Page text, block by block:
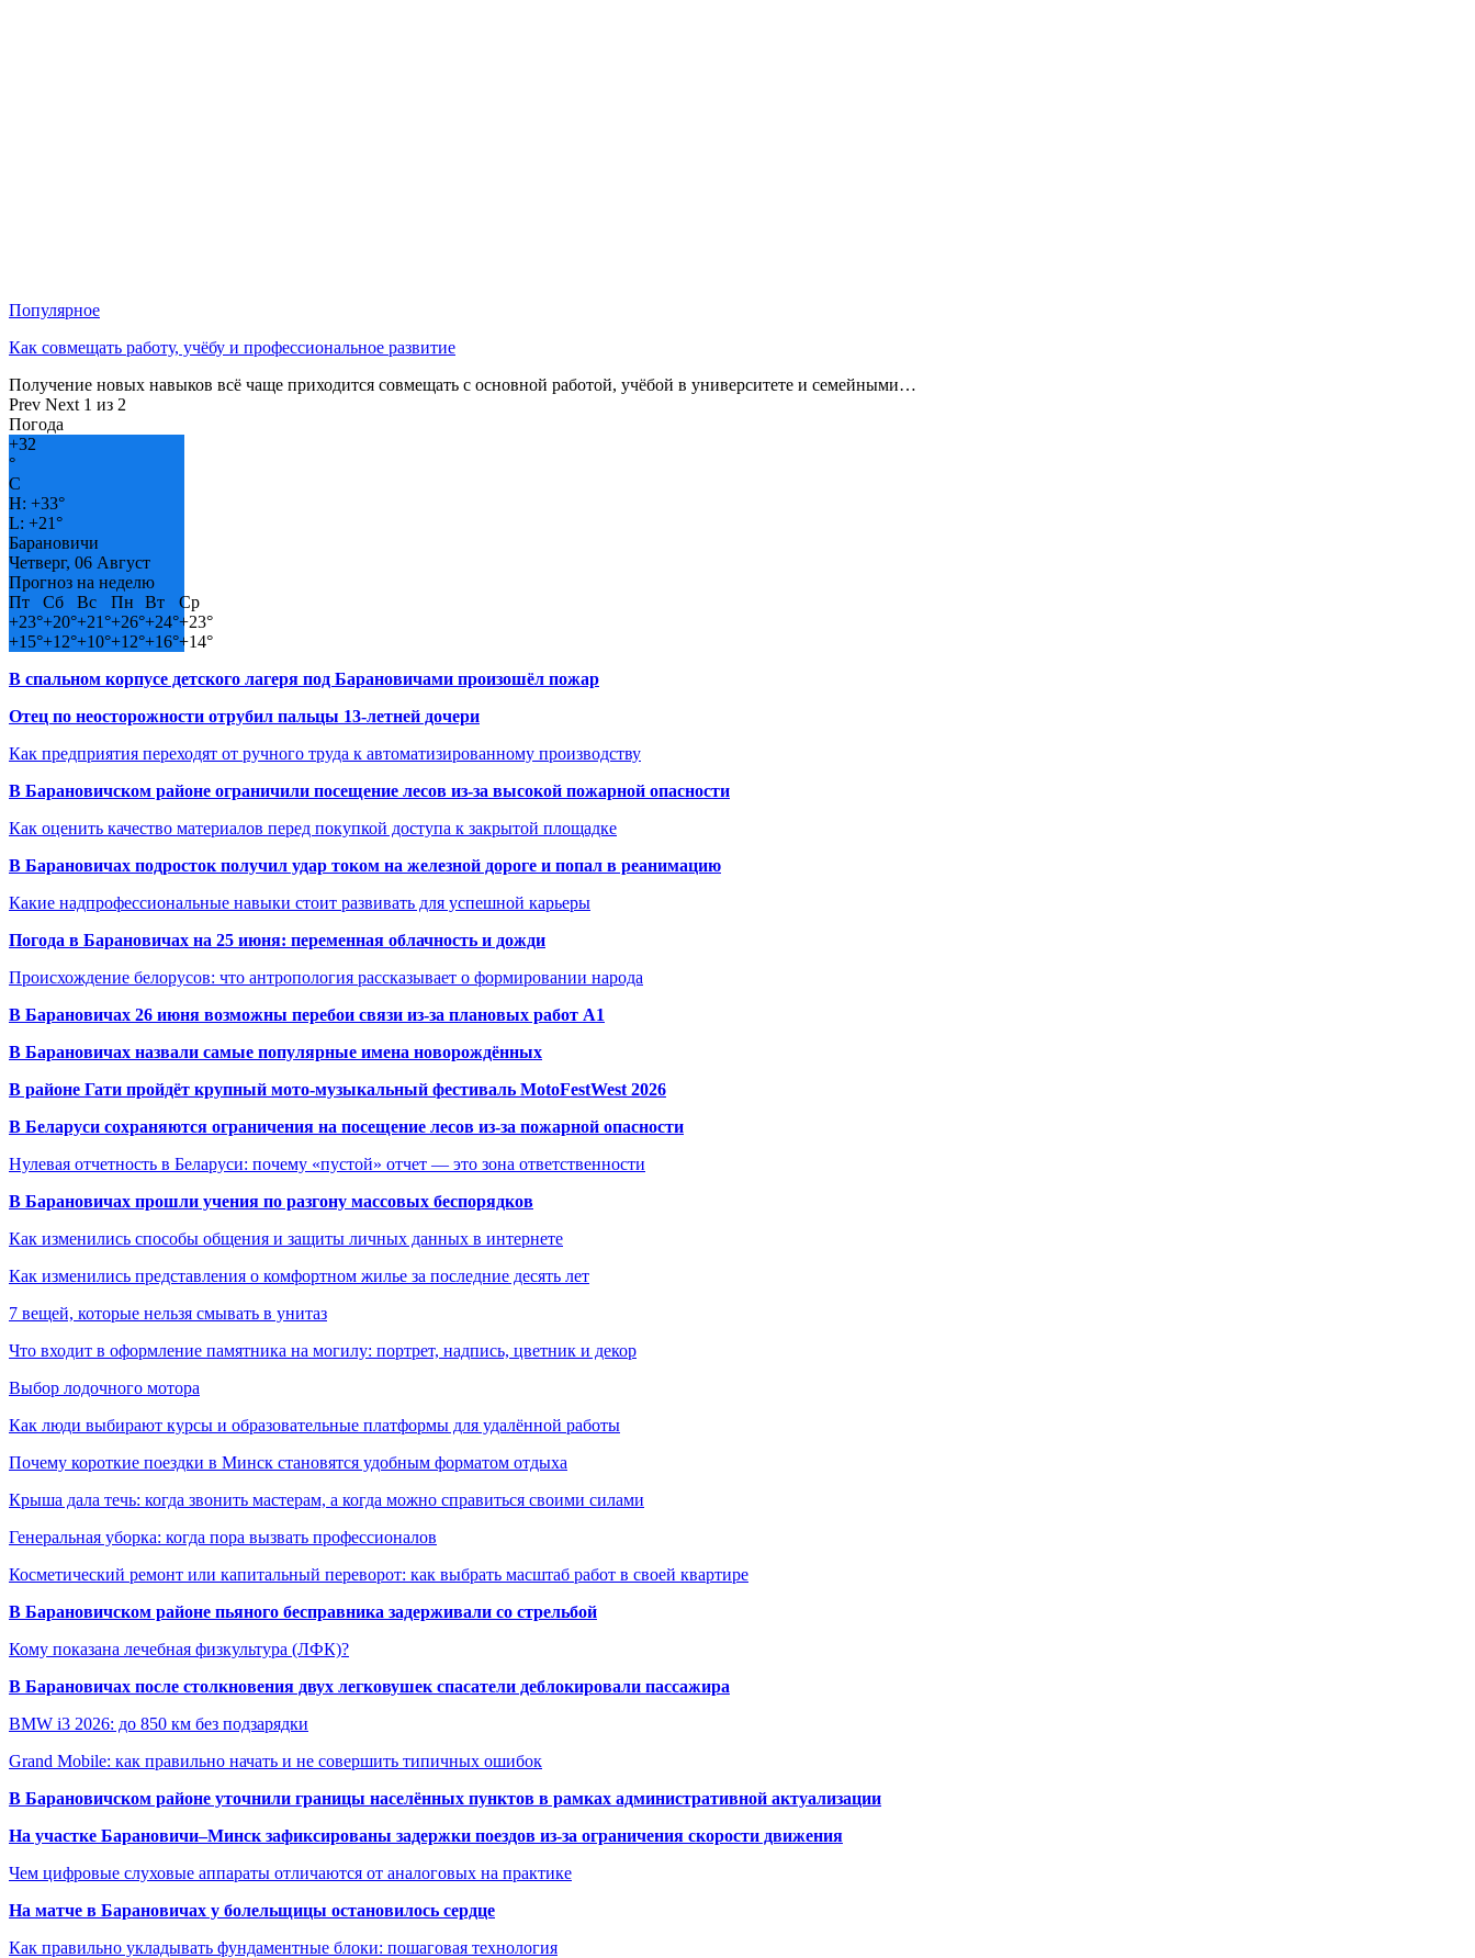
Популярное
Как совмещать работу, учёбу и профессиональное развитие
Получение новых навыков всё чаще приходится совмещать с основной работой, учёбой в университете и семейными…
Prev Next 1 из 2
Погода
+32
°
C
H: +33°
L: +21°
Барановичи
Четверг, 06 Август
Прогноз на неделю
Пт
Сб Вс Пн Вт
Ср
+23°+20°+21°+26°+24°+23°
+15°+12°+10°+12°+16°+14°
В спальном корпусе детского лагеря под Барановичами произошёл пожар
Отец по неосторожности отрубил пальцы 13-летней дочери
Как предприятия переходят от ручного труда к автоматизированному производству
В Барановичском районе ограничили посещение лесов из-за высокой пожарной опасности
Как оценить качество материалов перед покупкой доступа к закрытой площадке
В Барановичах подросток получил удар током на железной дороге и попал в реанимацию
Какие надпрофессиональные навыки стоит развивать для успешной карьеры
Погода в Барановичах на 25 июня: переменная облачность и дожди
Происхождение белорусов: что антропология рассказывает о формировании народа
В Барановичах 26 июня возможны перебои связи из-за плановых работ A1
В Барановичах назвали самые популярные имена новорождённых
В районе Гати пройдёт крупный мото-музыкальный фестиваль MotoFestWest 2026
В Беларуси сохраняются ограничения на посещение лесов из-за пожарной опасности
Нулевая отчетность в Беларуси: почему «пустой» отчет — это зона ответственности
В Барановичах прошли учения по разгону массовых беспорядков
Как изменились способы общения и защиты личных данных в интернете
Как изменились представления о комфортном жилье за последние десять лет
7 вещей, которые нельзя смывать в унитаз
Что входит в оформление памятника на могилу: портрет, надпись, цветник и декор
Выбор лодочного мотора
Как люди выбирают курсы и образовательные платформы для удалённой работы
Почему короткие поездки в Минск становятся удобным форматом отдыха
Крыша дала течь: когда звонить мастерам, а когда можно справиться своими силами
Генеральная уборка: когда пора вызвать профессионалов
Косметический ремонт или капитальный переворот: как выбрать масштаб работ в своей квартире
В Барановичском районе пьяного бесправника задерживали со стрельбой
Кому показана лечебная физкультура (ЛФК)?
В Барановичах после столкновения двух легковушек спасатели деблокировали пассажира
BMW i3 2026: до 850 км без подзарядки
Grand Mobile: как правильно начать и не совершить типичных ошибок
В Барановичском районе уточнили границы населённых пунктов в рамках административной актуализации
На участке Барановичи–Минск зафиксированы задержки поездов из-за ограничения скорости движения
Чем цифровые слуховые аппараты отличаются от аналоговых на практике
На матче в Барановичах у болельщицы остановилось сердце
Как правильно укладывать фундаментные блоки: пошаговая технология